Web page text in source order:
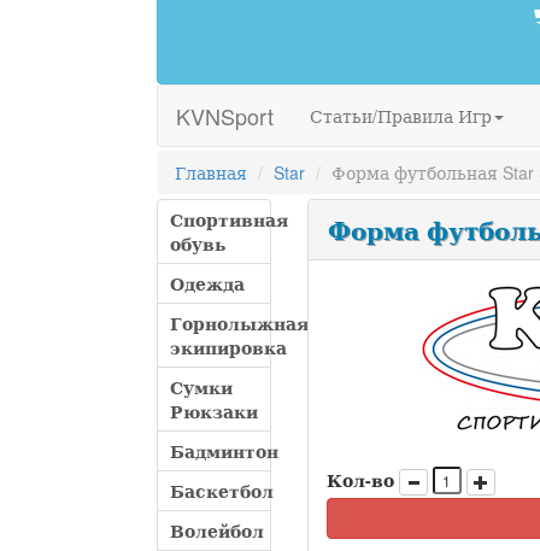
KVNSport Статьи/Правила Игр
Главная Star
Форма футбольная Star
Спортивная
обувь
Одежда
Горнолыжная
экипировка
Сумки
Рюкзаки
Бадминтон
Баскетбол
Волейбол
Форма
Кол-во